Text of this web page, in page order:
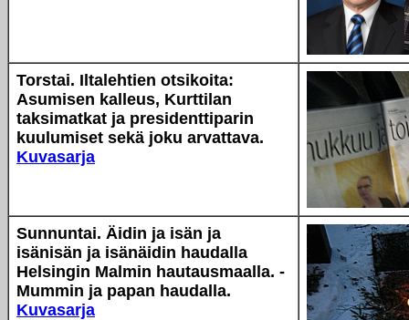
Torstai. Iltalehtien otsikoita:
Asumisen kalleus, Kurttilan
taksimatkat ja presidenttiparin
kuulumiset sekä joku arvattava.
Kuvasarja
Sunnuntai. Äidin ja isän ja
isänisän ja isänäidin haudalla
Helsingin Malmin hautausmaalla. -
Mummin ja papan haudalla.
Kuvasarja